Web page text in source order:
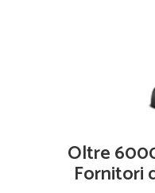
Oltre
Fornitori